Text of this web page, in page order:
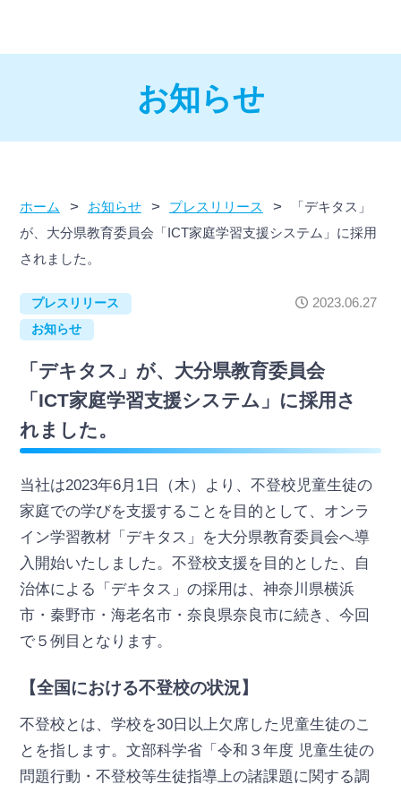
お知らせ
ホーム > お知らせ > プレスリリース >
「デキタス」
が、大分県教育委員会「ICT家庭学習支援システム」に採用
されました。
プレスリリース
お知らせ
2023.06.27
「デキタス」が、大分県教育委員会
「ICT家庭学習支援システム」に採用さ
れました。
当社は2023年6月1日（木）より、不登校児童生徒の
家庭での学びを支援することを目的として、オンラ
イン学習教材「デキタス」を大分県教育委員会へ導
入開始いたしました。不登校支援を目的とした、自
治体による「デキタス」の採用は、神奈川県横浜
市・秦野市・海老名市・奈良県奈良市に続き、今回
で５例目となります。
【全国における不登校の状況】
不登校とは、学校を30日以上欠席した児童生徒のこ
とを指します。文部科学省「令和３年度 児童生徒の
問題行動・不登校等生徒指導上の諸課題に関する調